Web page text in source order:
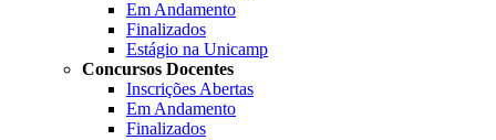
Em Andamento
Finalizados
Estágio na Unicamp
Concursos Docentes
Inscrições Abertas
Em Andamento
Finalizados